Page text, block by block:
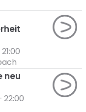
21:00
neu
22:00